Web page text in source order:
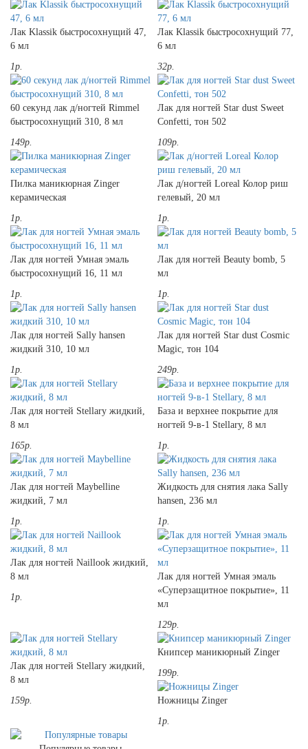
Лак Klassik быстросохнущий 47,
6 мл
1р.
Лак Klassik быстросохнущий 77,
6 мл
32р.
60 секунд лак д/ногтей Rimmel
быстросохнущий 310, 8 мл
149р.
Лак для ногтей Star dust Sweet
Confetti, тон 502
109р.
Пилка маникюрная Zinger
керамическая
1р.
Лак д/ногтей Loreal Колор риш
гелевый, 20 мл
1р.
Лак для ногтей Умная эмаль
быстросохнущий 16, 11 мл
1р.
Лак для ногтей Beauty bomb, 5
мл
1р.
Лак для ногтей Sally hansen
жидкий 310, 10 мл
1р.
Лак для ногтей Star dust Cosmic
Magic, тон 104
249р.
Лак для ногтей Stellary жидкий,
8 мл
165р.
База и верхнее покрытие для
ногтей 9-в-1 Stellary, 8 мл
1р.
Лак для ногтей Maybelline
жидкий, 7 мл
1р.
Жидкость для снятия лака Sally
hansen, 236 мл
1р.
Лак для ногтей Naillook жидкий,
8 мл
1р.
Лак для ногтей Умная эмаль
«Суперзащитное покрытие», 11
мл
129р.
Лак для ногтей Stellary жидкий,
8 мл
159р.
Книпсер маникюрный Zinger
199р.
Ножницы Zinger
1р.